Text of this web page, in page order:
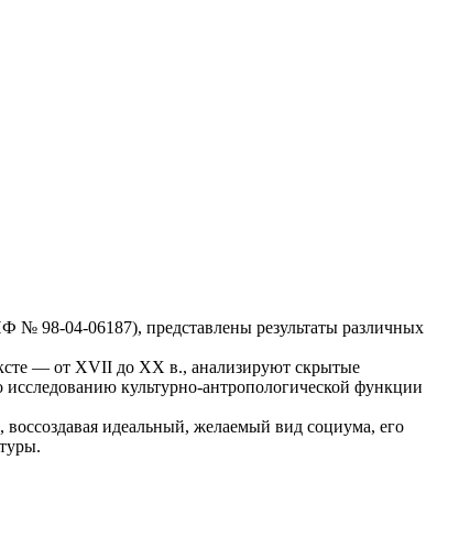
№ 98-04-06187), представлены результаты различных
— от XVII до XX в., анализируют скрытые
культурно-антропологической функции
идеальный, желаемый вид социума, его